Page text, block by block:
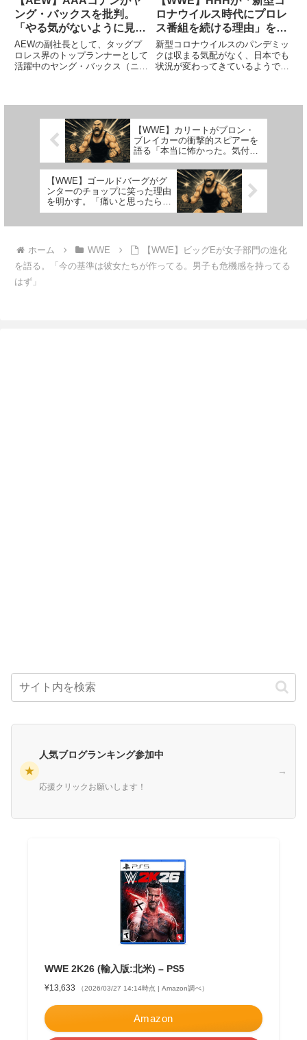
ング・バックスを批判。
「やる気がないように見え
る。新鮮味がなくなった」
AEWの副社長として、タッグプ
ロレス界のトップランナーとして
活躍中のヤング・バックス（ニッ
は彼らの存在や活躍を高く評価
ロナウイルス時代にプロレ
ス番組を続ける理由」を語
る
新型コロナウイルスのパンデミッ
クは収まる気配がなく、日本でも
状況が変わってきているようで
特に最大手団体であるWWEにで
き...
【WWE】カリートがブロン・
ブレイカーの衝撃的スピアーを
語る「本当に怖かった。気付い
たら体が宙に浮いてて…」
【WWE】ゴールドバーグがグ
ンターのチョップに笑った理由
を明かす。「痛いと思ったらそ
うでもなかった。キャラ壊して
ホーム WWE
【WWE】ビッグEが女子部門の進化
を語る。「今の基準は彼女たちが作ってる。男子も危機感を持ってる
はず」
★
人気ブログランキング参加中
応援クリックお願いします！
→
WWE 2K26 (輸入版:北米) – PS5
¥13,633 （2026/03/27 14:14時点 | Amazon調べ）
Amazon